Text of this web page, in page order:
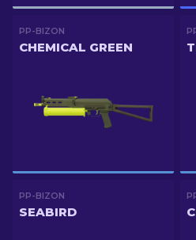
PP-BIZON
CHEMICAL GREEN
PP-BIZON
SEABIRD